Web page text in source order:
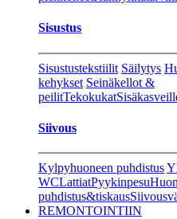
Sisustus
Sisustustekstiilit Säilytys
kehykset Seinäkellot &
peilitTekokukat
Siivous
Kylpyhuoneen puhdistus
WCLattiatPyykinpesu
puhdistus&tiskaus
REMONTOINTIIN